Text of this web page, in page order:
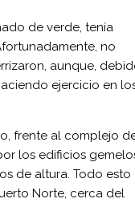
de verde, tenía
no
aunque,
ejercicio en
frente al complejo
los edificios
de altura. Todo esto
Norte, cerca del